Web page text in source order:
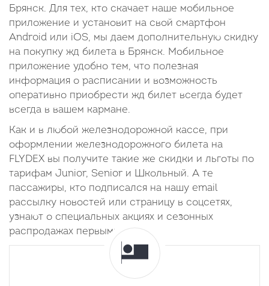
Брянск. Для тех, кто скачает наше мобильное
приложение и установит на свой смартфон
Android или iOS, мы даем дополнительную скидку
на покупку жд билета в Брянск. Мобильное
приложение удобно тем, что полезная
информация о расписании и возможность
оперативно приобрести жд билет всегда будет
всегда в вашем кармане.
Как и в любой железнодорожной кассе, при
оформлении железнодорожного билета на
FLYDEX вы получите такие же скидки и льготы по
тарифам Junior, Senior и Школьный. А те
пассажиры, кто подписался на нашу email
рассылку новостей или страницу в соцсетях,
узнают о специальных акциях и сезонных
распродажах первыми.